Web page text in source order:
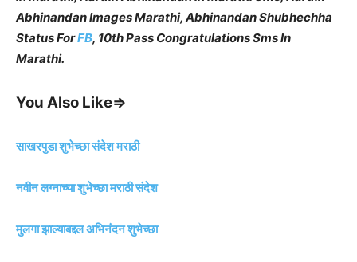
Abhinandan Images Marathi, Abhinandan Shubhechha
Status ForFB, 10th Pass Congratulations Sms In
Marathi.
You Also Like⇒
साखरपुडा शुभेच्छा संदेश मराठी
नवीन लग्नाच्या शुभेच्छा मराठी संदेश
मुलगा झाल्याबद्दल अभिनंदन शुभेच्छा